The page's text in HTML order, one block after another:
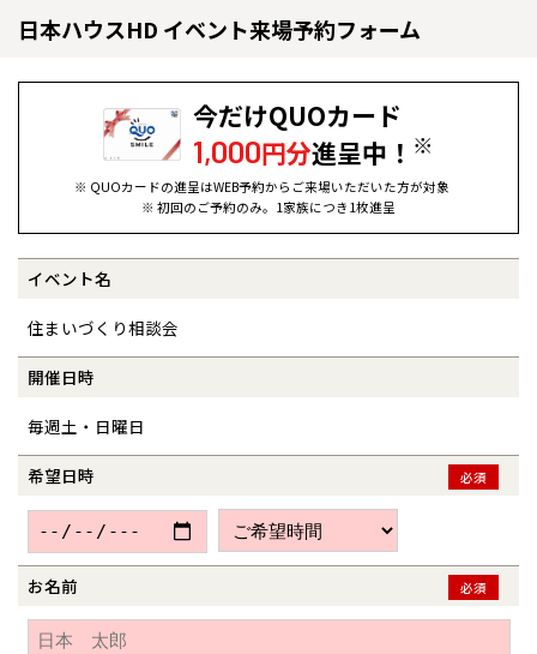
日本ハウスHD イベント来場予約フォーム
今だけQUOカード
1,000円分進呈中！ ※
※ QUOカードの進呈はWEB予約からご来場いただいた方が対象
※ 初回のご予約のみ。1家族につき1枚進呈
イベント名
住まいづくり相談会
開催日時
毎週土・日曜日
希望日時 必須
お名前 必須
全国の展示場
北海道
札幌
道央
道北
東北
青森
秋田
甲信越・北陸
新潟
関東
お近くのイベント
北海道
札幌
小樽
苫小牧千歳
小樽
道北
道南
東北
青森県
青森
秋田県
秋田
岩手県
盛岡
甲信越・北陸
新潟県
新潟
長岡
山梨県
甲府
関東